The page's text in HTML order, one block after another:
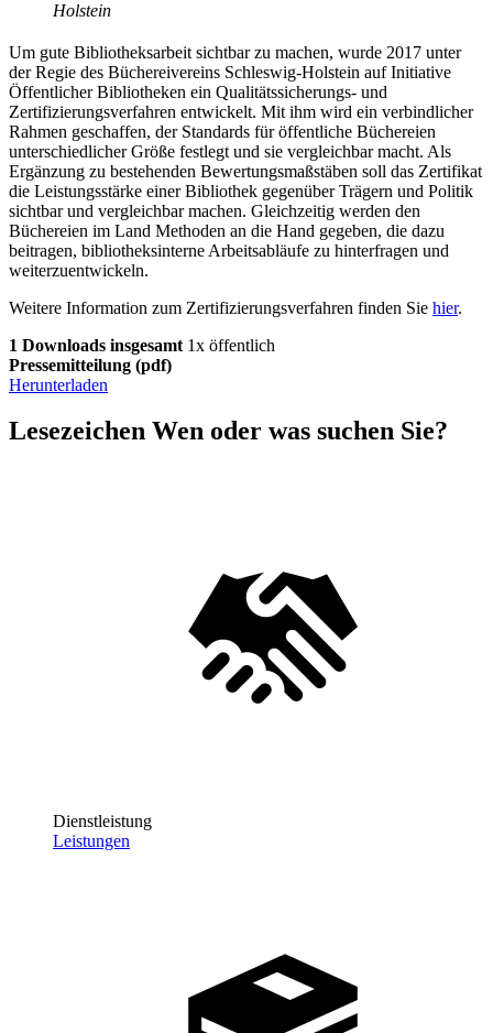
Holstein
Um gute Bibliotheksarbeit sichtbar zu machen, wurde 2017 unter
der Regie des Büchereivereins Schleswig-Holstein auf Initiative
Öffentlicher Bibliotheken ein Qualitätssicherungs- und
Zertifizierungsverfahren entwickelt. Mit ihm wird ein verbindlicher
Rahmen geschaffen, der Standards für öffentliche Büchereien
unterschiedlicher Größe festlegt und sie vergleichbar macht. Als
Ergänzung zu bestehenden Bewertungsmaßstäben soll das Zertifikat
die Leistungsstärke einer Bibliothek gegenüber Trägern und Politik
sichtbar und vergleichbar machen. Gleichzeitig werden den
Büchereien im Land Methoden an die Hand gegeben, die dazu
beitragen, bibliotheksinterne Arbeitsabläufe zu hinterfragen und
weiterzuentwickeln.
Weitere Information zum Zertifizierungsverfahren finden Sie hier.
1 Downloads insgesamt 1x öffentlich
Pressemitteilung (pdf)
Herunterladen
Lesezeichen Wen oder was suchen Sie?
Dienstleistung
Leistungen